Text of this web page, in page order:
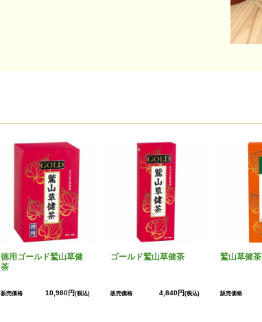
徳用ゴールド鷲山草健
茶
販売価格 10,980円(税込)
ゴールド鷲山草健茶
販売価格 4,840円(税込)
鷲山草健茶
販売価格